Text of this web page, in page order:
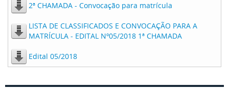
2ª CHAMADA - Convocação para matrícula
LISTA DE CLASSIFICADOS E CONVOCAÇÃO PARA A
MATRÍCULA - EDITAL Nº05/2018 1ª CHAMADA
Edital 05/2018